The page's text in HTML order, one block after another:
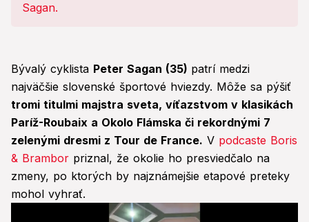
Bývalý cyklista Peter Sagan (35) patrí medzi
najväčšie slovenské športové hviezdy. Môže sa pýšiť
tromi titulmi majstra sveta, víťazstvom v klasikách
Paríž-Roubaix a Okolo Flámska či rekordnými 7
zelenými dresmi z Tour de France. V podcaste Boris
& Brambor priznal, že okolie ho presviedčalo na
zmeny, po ktorých by najznámejšie etapové preteky
mohol vyhrať.